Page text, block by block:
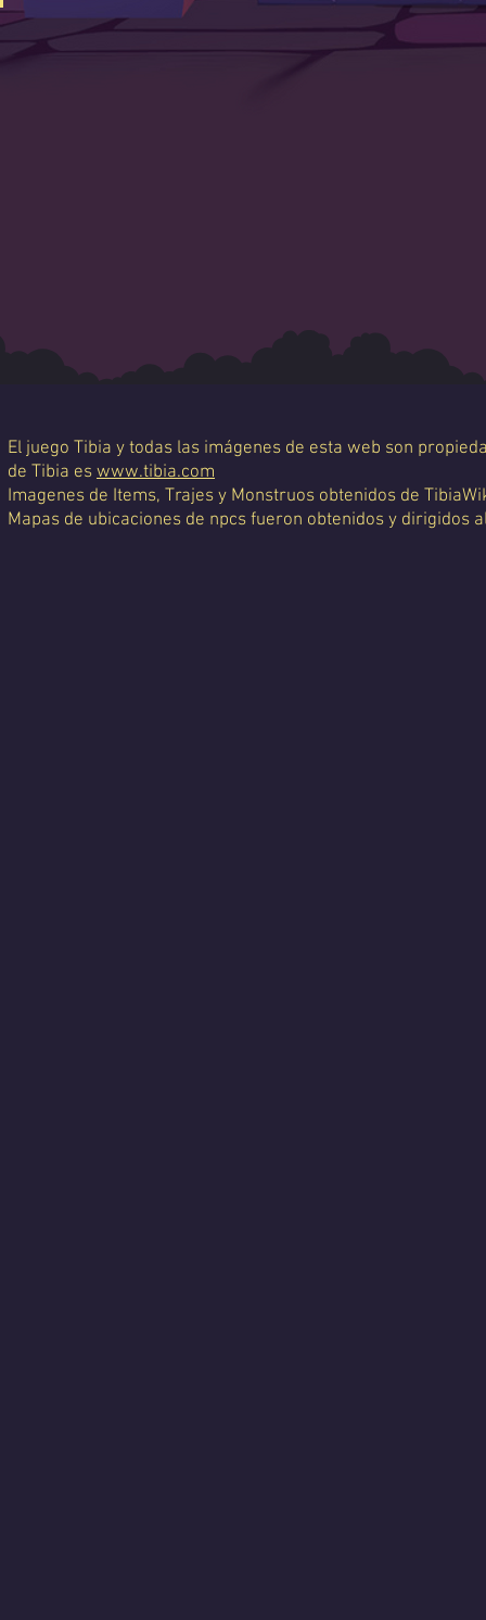
El juego Tibia y todas las imágenes de esta web son
de Tibia es www.tibia.com
Imagenes de Items, Trajes y Monstruos obtenidos de
Mapas de ubicaciones de npcs fueron obtenidos y dirigidos